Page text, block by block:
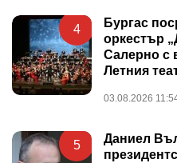
4
Бургас
оркестър
Салерно с
Летния
03.08.2026
5
Даниел